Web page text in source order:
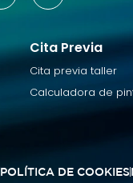
Cita Previa
Cita previa taller
Calculadora de
POLÍTICA DE COOKIES